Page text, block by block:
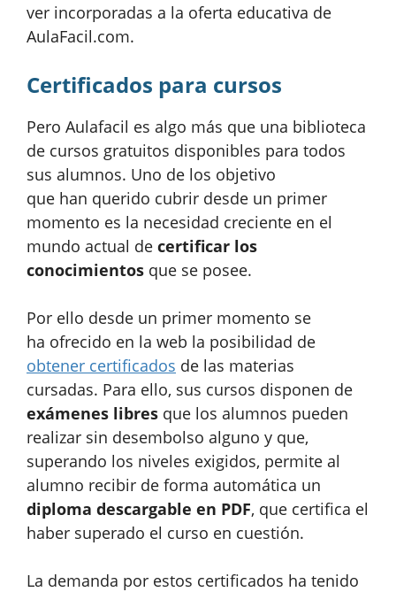
ver incorporadas a la oferta educativa de
AulaFacil.com.
Certificados para cursos
Pero Aulafacil es algo más que una biblioteca
de cursos gratuitos disponibles para todos
sus alumnos. Uno de los objetivo
que han querido cubrir desde un primer
momento es la necesidad creciente en el
mundo actual de certificar los
conocimientos que se posee.
Por ello desde un primer momento se
ha ofrecido en la web la posibilidad de
obtener certificados de las materias
cursadas. Para ello, sus cursos disponen de
exámenes libres que los alumnos pueden
realizar sin desembolso alguno y que,
superando los niveles exigidos, permite al
alumno recibir de forma automática un
diploma descargable en PDF, que certifica el
haber superado el curso en cuestión.
La demanda por estos certificados ha tenido